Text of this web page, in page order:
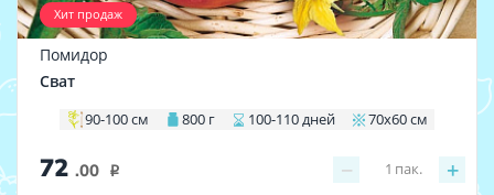
Хит продаж
Помидор
Сват
90-100 см 800 г 100-110 дней 70х60 см
72 .00 i − +
1 пак.